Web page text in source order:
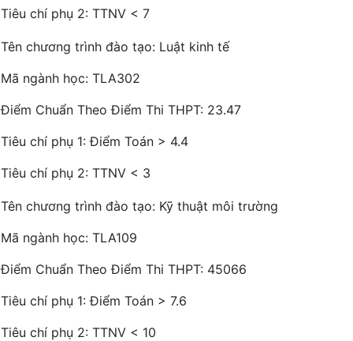
Tiêu chí phụ 2: TTNV < 7
Tên chương trình đào tạo: Luật kinh tế
Mã ngành học: TLA302
Điểm Chuẩn Theo Điểm Thi THPT: 23.47
Tiêu chí phụ 1: Điểm Toán > 4.4
Tiêu chí phụ 2: TTNV < 3
Tên chương trình đào tạo: Kỹ thuật môi trường
Mã ngành học: TLA109
Điểm Chuẩn Theo Điểm Thi THPT: 45066
Tiêu chí phụ 1: Điểm Toán > 7.6
Tiêu chí phụ 2: TTNV < 10